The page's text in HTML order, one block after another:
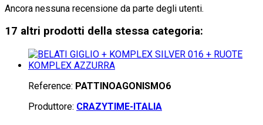
Ancora nessuna recensione da parte degli utenti.
17 altri prodotti della stessa categoria:
Reference: PATTINOAGONISMO6
Produttore: CRAZYTIME-ITALIA